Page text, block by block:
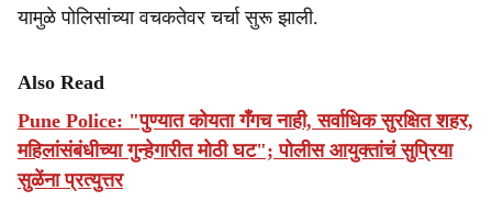
यामुळे पोलिसांच्या वचकतेवर चर्चा सुरू झाली.
Also Read
Pune Police: "पुण्यात कोयता गँगच नाही, सर्वाधिक सुरक्षित शहर,
महिलांसंबंधीच्या गुन्हेगारीत मोठी घट"; पोलीस आयुक्तांचं सुप्रिया
सुळेंना प्रत्युत्तर